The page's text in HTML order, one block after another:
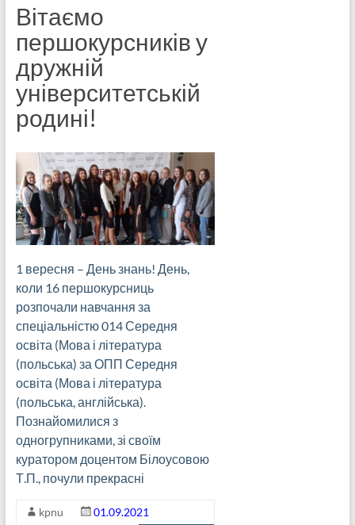
Вітаємо
першокурсників у
дружній
університетській
родині!
1 вересня – День знань! День,
коли 16 першокурсниць
розпочали навчання за
спеціальністю 014 Середня
освіта (Мова і література
(польська) за ОПП Середня
освіта (Мова і література
(польська, англійська).
Познайомилися з
одногрупниками, зі своїм
куратором доцентом Білоусовою
Т.П., почули прекрасні
kpnu
01.09.2021